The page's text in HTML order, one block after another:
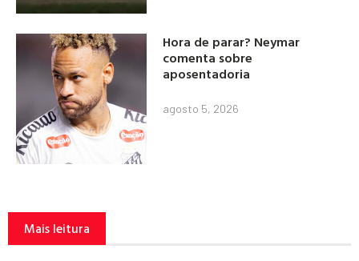
Hora de parar? Neymar
comenta sobre
aposentadoria
agosto 5, 2026
Mais leitura